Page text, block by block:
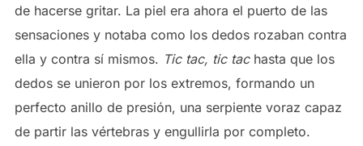
de hacerse gritar. La piel era ahora el puerto de las
sensaciones y notaba como los dedos rozaban contra
ella y contra sí mismos. Tic tac, tic tachasta que los
dedos se unieron por los extremos, formando un
perfecto anillo de presión, una serpiente voraz capaz
de partir las vértebras y engullirla por completo.